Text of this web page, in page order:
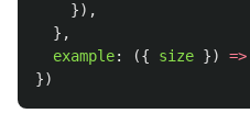
}),
},
example: ({ size }) =>
})